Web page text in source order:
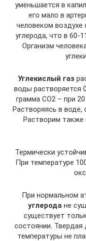
уменьшается в
его мало в
человеком воздухе
углерода, что в 60-
Организм
Углекислый газ
воды растворяется
грамма CO2 – при
Растворяясь в воде,
Растворим также
Термически
При температуре
При нормальном
углеродане
существует
состоянии. Твердая
температуры не